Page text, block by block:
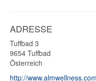
ADRESSE
Tuffbad 3
9654 Tuffbad
Österreich
http://www.almwellness.com